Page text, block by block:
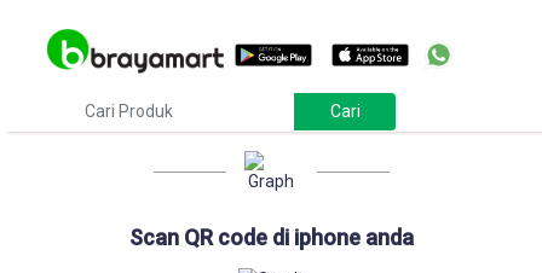
Download
Scan QR code di iphone anda